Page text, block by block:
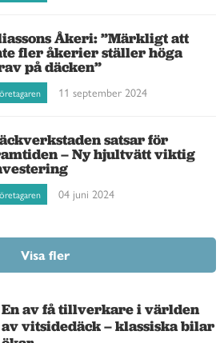
Åkeri: ”Märkligt att
fler åkerier ställer höga
på däcken”
11 september 2024
satsar för
– Ny hjultvätt viktig
04 juni 2024
Visa fler
En av få tillverkare i världen
av vitsidedäck – klassiska bilar